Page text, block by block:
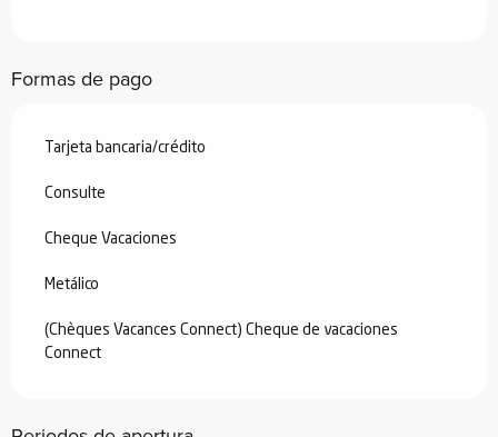
Formas de pago
Tarjeta bancaria/crédito
Consulte
Cheque Vacaciones
Metálico
(Chèques Vacances Connect) Cheque de vacaciones
Connect